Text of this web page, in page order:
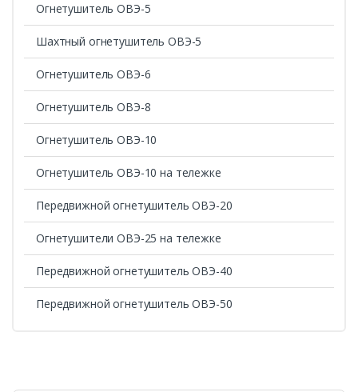
Огнетушитель ОВЭ-5
Шахтный огнетушитель ОВЭ-5
Огнетушитель ОВЭ-6
Огнетушитель ОВЭ-8
Огнетушитель ОВЭ-10
Огнетушитель ОВЭ-10 на тележке
Передвижной огнетушитель ОВЭ-20
Огнетушители ОВЭ-25 на тележке
Передвижной огнетушитель ОВЭ-40
Передвижной огнетушитель ОВЭ-50